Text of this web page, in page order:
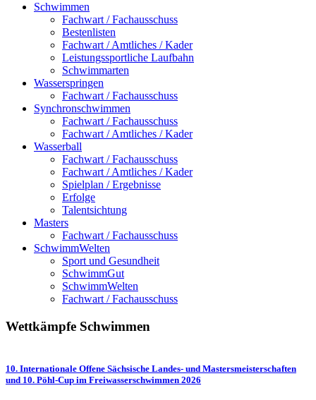
Schwimmen
Fachwart / Fachausschuss
Bestenlisten
Fachwart / Amtliches / Kader
Leistungssportliche Laufbahn
Schwimmarten
Wasserspringen
Fachwart / Fachausschuss
Synchronschwimmen
Fachwart / Fachausschuss
Fachwart / Amtliches / Kader
Wasserball
Fachwart / Fachausschuss
Fachwart / Amtliches / Kader
Spielplan / Ergebnisse
Erfolge
Talentsichtung
Masters
Fachwart / Fachausschuss
SchwimmWelten
Sport und Gesundheit
SchwimmGut
SchwimmWelten
Fachwart / Fachausschuss
Wettkämpfe Schwimmen
10. Internationale Offene Sächsische Landes- und Mastersmeisterschaften
und 10. Pöhl-Cup im Freiwasserschwimmen 2026